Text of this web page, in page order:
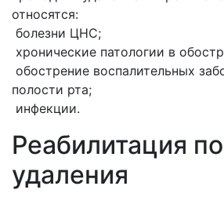
относятся:
болезни ЦНС;
хронические патологии в
обострение воспалительных
полости рта;
инфекции.
Реабилитация
удаления